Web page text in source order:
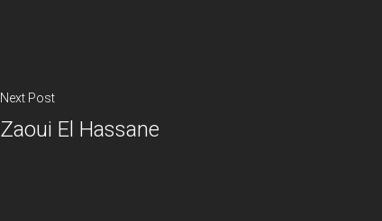
Next Post
Zaoui El Hassane